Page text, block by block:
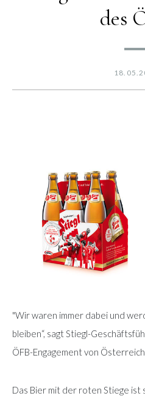
des
"Wir waren immer dabei und
bleiben“, sagt Stiegl-
ÖFB-Engagement von
Das Bier mit der roten Stiege ist